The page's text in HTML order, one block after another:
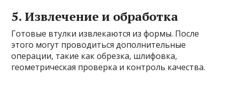
5. Извлечение и обработка
Готовые втулки извлекаются из формы. После
этого могут проводиться дополнительные
операции, такие как обрезка, шлифовка,
геометрическая проверка и контроль качества.